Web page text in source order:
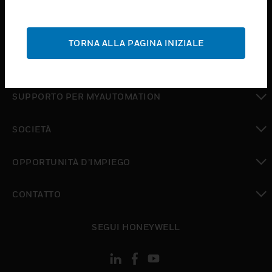
ASSISTENZA
toggle view
toggle view
SUPPORTO PER MYAUTOMATION
SOCIETÀ
OPPORTUNITÀ D’IMPIEGO
CONTATTO
SEGUI HONEYWELL
TORNA ALLA PAGINA INIZIALE